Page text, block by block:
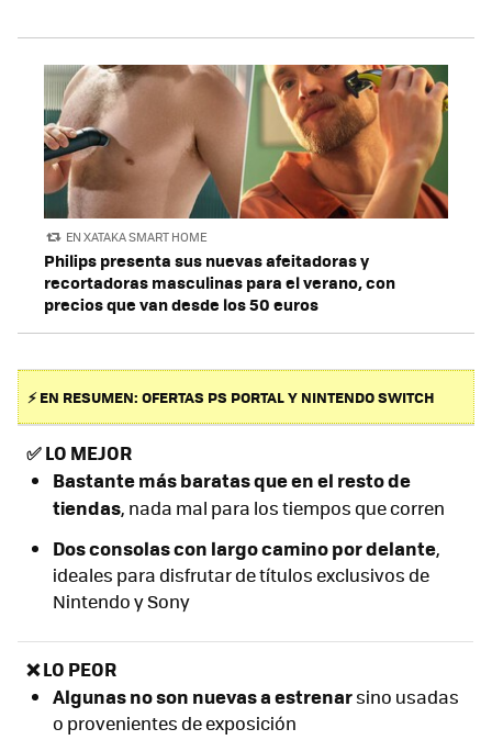
EN XATAKA SMART HOME
Philips presenta sus nuevas afeitadoras y
recortadoras masculinas para el verano, con
precios que van desde los 50 euros
⚡ EN RESUMEN: OFERTAS PS PORTAL Y NINTENDO SWITCH
✅LO MEJOR
Bastante más baratas que en el resto de
tiendas, nada mal para los tiempos que corren
Dos consolas con largo camino por delante,
ideales para disfrutar de títulos exclusivos de
Nintendo y Sony
❌ LO PEOR
Algunas no son nuevas a estrenarsino usadas
o provenientes de exposición